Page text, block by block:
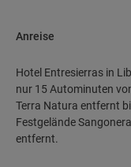
Anreise
Hotel Entresierras in
nur 15 Autominuten
Terra Natura entfernt
Festgelände
entfernt.